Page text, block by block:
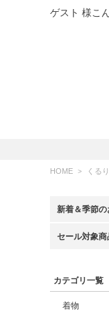
ゲスト 様こ
HOME くる
新着＆季節の
セール対象商
カテゴリ一覧
着物